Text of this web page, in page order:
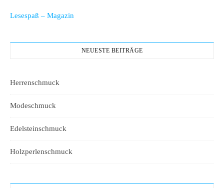
Lesespaß – Magazin
NEUESTE BEITRÄGE
Herrenschmuck
Modeschmuck
Edelsteinschmuck
Holzperlenschmuck